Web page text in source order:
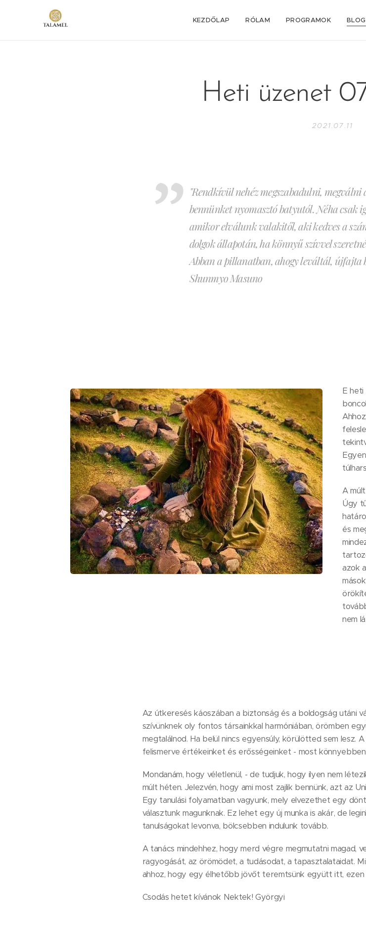
KEZDŐLAP RÓLAM PROGRAMOK BLOG
Heti üzenet
2021.07.11
"Rendkívül nehéz megszabadulni,
bennünket nyomasztó batyutól. Néha
amikor elválunk valakitől, aki kedves a
dolgok állapotán, ha könnyű szívvel
Abban a pillanatban, ahogy leváltál, újfajta
Shunmyo Masuno
E heti
A
Úgy
és
azok
nem
Az útkeresés káoszában a biztonság és a boldogság utáni
szívünknek oly fontos társainkkal harmóniában, örömben
megtalálnod. Ha belül nincs egyensúly, körülötted sem lesz.
felismerve értékeinket és erősségeinket - most könnyebben
Mondanám, hogy véletlenül, - de tudjuk, hogy ilyen nem
múlt héten. Jelezvén, hogy ami most zajlik bennünk, azt az
Egy tanulási folyamatban vagyunk, mely elvezethet egy
választunk magunknak. Ez lehet egy új munka is akár, de
tanulságokat levonva, bölcsebben indulunk tovább.
A tanács mindehhez, hogy merd végre megmutatni magad,
ragyogását, az örömödet, a tudásodat, a tapasztalataidat.
ahhoz, hogy egy élhetőbb jövőt teremtsünk együtt itt, ezen
Csodás hetet kívánok Nektek! Györgyi